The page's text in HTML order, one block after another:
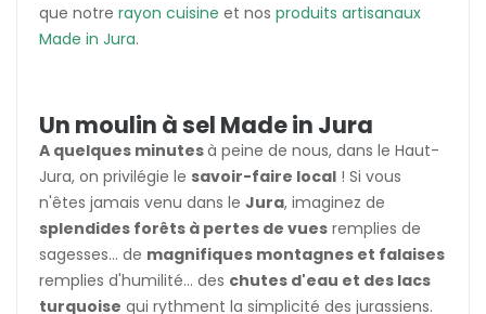
que notre rayon cuisine et nos produits artisanaux
Made in Jura.
Un moulin à sel Made in Jura
A quelques minutesà peine de nous, dans le Haut-
Jura, on privilégie le savoir-faire local ! Si vous
n'êtes jamais venu dans le Jura, imaginez de
splendides forêts à pertes de vues remplies de
sagesses... de magnifiques montagnes et falaises
remplies d'humilité... des chutes d'eau et des lacs
turquoise qui rythment la simplicité des jurassiens.